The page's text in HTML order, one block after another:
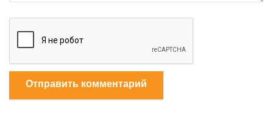
Отправить комментарий